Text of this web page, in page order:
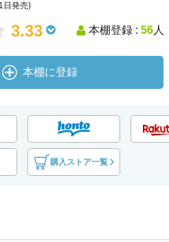
日発売)
3.33 本棚登録 : 56人
本棚に登録
購入ストア一覧